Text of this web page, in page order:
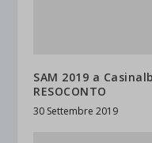
SAM 2019 a
RESOCONTO
30 Settembre 2019